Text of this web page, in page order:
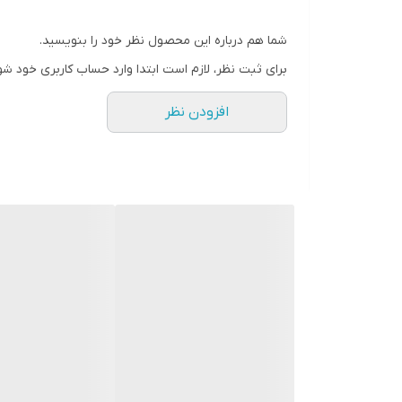
شما هم درباره این محصول نظر خود را بنویسید.
برای ثبت نظر، لازم است ابتدا وارد حساب کاربری خود
افزودن نظر